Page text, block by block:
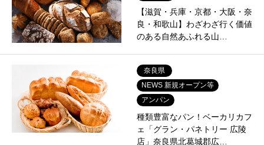
【滋賀・兵庫・京都・大阪・奈
良・和歌山】わざわざ行く価値
のある自然あふれる山…
奈良県
NEWS 新規オープン等
アンパン
種類豊富なパン！ベーカリカフ
ェ「グラン・パネトリー 広陵
店」奈良県北葛城郡広…